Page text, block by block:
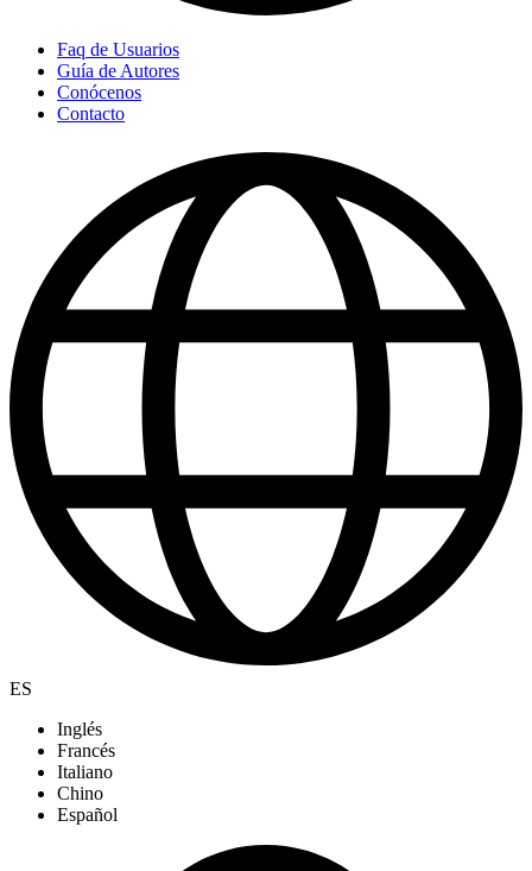
Faq de Usuarios
Guía de Autores
Conócenos
Contacto
ES
Inglés
Francés
Italiano
Chino
Español